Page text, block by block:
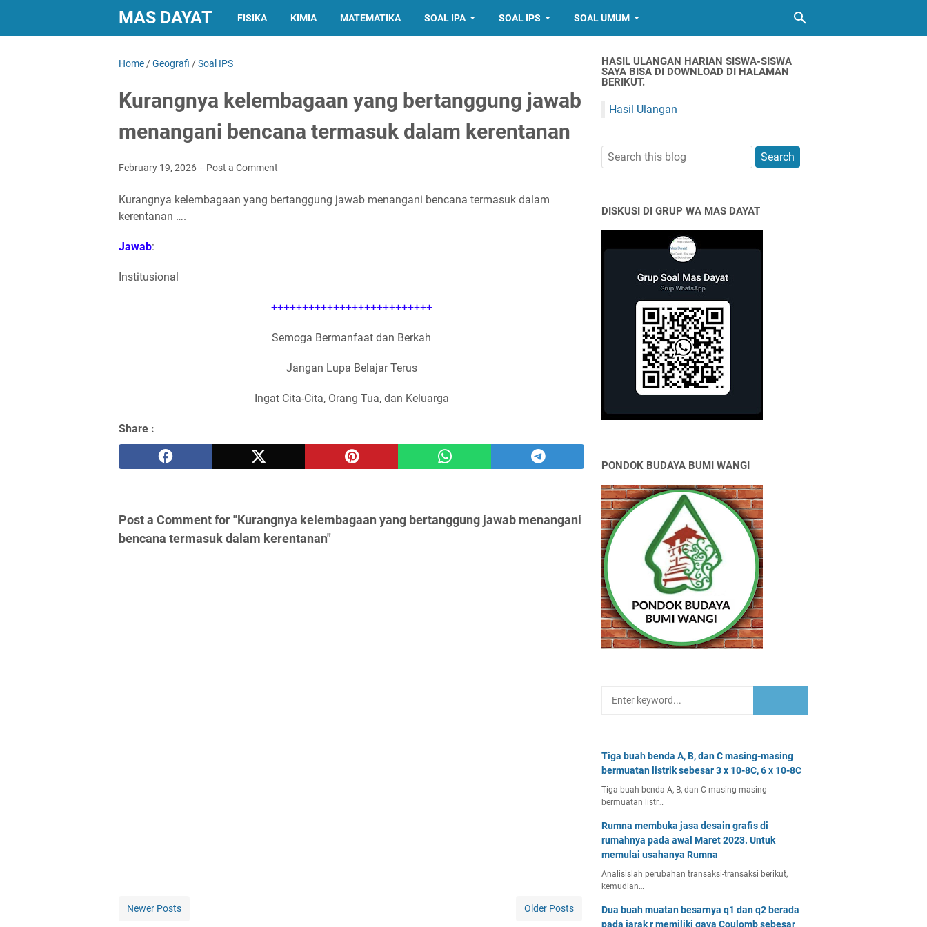
MAS DAYAT FISIKA KIMIA MATEMATIKA SOAL IPA SOAL IPS SOAL UMUM
Home /Geografi /Soal IPS
Kurangnya kelembagaan yang bertanggung jawab
menangani bencana termasuk dalam kerentanan
February 19, 2026 Post a Comment
Kurangnya kelembagaan yang bertanggung jawab menangani bencana termasuk dalam
kerentanan ….
Jawab:
Institusional
++++++++++++++++++++++++++
Semoga Bermanfaat dan Berkah
Jangan Lupa Belajar Terus
Ingat Cita-Cita, Orang Tua, dan Keluarga
Share :
Post a Comment for "Kurangnya kelembagaan yang bertanggung jawab menangani
bencana termasuk dalam kerentanan"
Newer Posts Older Posts
HASIL ULANGAN HARIAN SISWA-SISWA
SAYA BISA DI DOWNLOAD DI HALAMAN
BERIKUT.
Hasil Ulangan
DISKUSI DI GRUP WA MAS DAYAT
PONDOK BUDAYA BUMI WANGI
Tiga buah benda A, B, dan C masing-masing
bermuatan listrik sebesar 3 x 10-8C, 6 x 10-8C
Tiga buah benda A, B, dan C masing-masing
bermuatan listr…
Rumna membuka jasa desain grafis di
rumahnya pada awal Maret 2023. Untuk
memulai usahanya Rumna
Analisislah perubahan transaksi-transaksi berikut,
kemudian…
Dua buah muatan besarnya q1 dan q2 berada
pada jarak r memiliki gaya Coulomb sebesar